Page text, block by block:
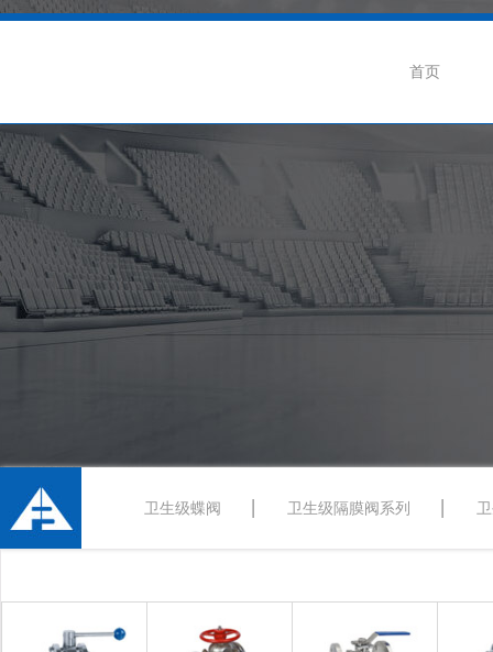
首页
企业荣誉
生产基地
蝶阀 卫生级隔膜阀系列 卫生级球阀系
卫生级蝶阀 卫生级隔膜阀系列